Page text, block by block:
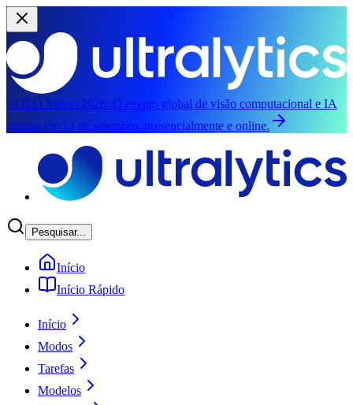
YOLO Vision 2026: O evento global de visão computacional e IA
retorna em 13 de setembro, presencialmente e online.
Pesquisar...
Início
Início Rápido
Início
Modos
Tarefas
Modelos